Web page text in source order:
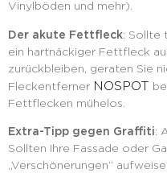
Vinylböden und mehr).
Der akute Fettfleck: Sollte
ein hartnäckiger Fettfleck
zurückbleiben, geraten Sie
Fleckentferner NOSPOT
Fettflecken mühelos.
Extra-Tipp gegen Graffiti:
Sollten Ihre Fassade oder
„Verschönerungen“